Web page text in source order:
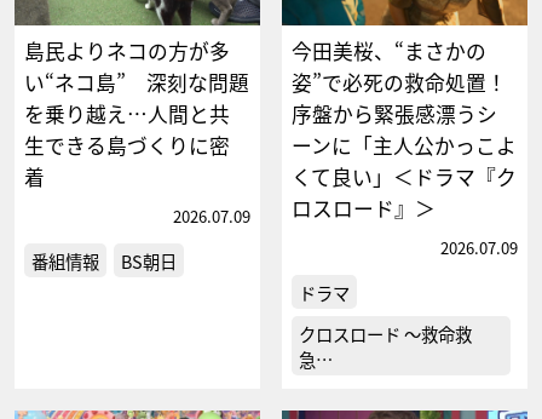
島民よりネコの方が多
い“ネコ島” 深刻な問題
を乗り越え…人間と共
生できる島づくりに密
着
2026.07.09
番組情報 BS朝日
今田美桜、“まさかの
姿”で必死の救命処置！
序盤から緊張感漂うシ
ーンに「主人公かっこよ
くて良い」＜ドラマ『ク
ロスロード』＞
2026.07.09
ドラマ
クロスロード ～救命救
急…